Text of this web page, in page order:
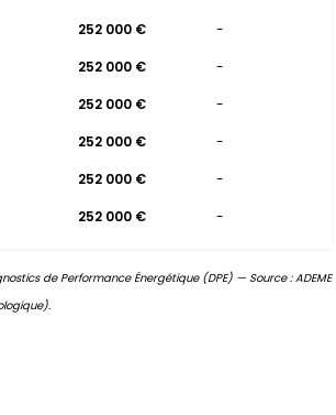
252 000 €
-
252 000 €
-
252 000 €
-
252 000 €
-
252 000 €
-
252 000 € -
de Performance Énergétique (DPE) — Source : ADEME